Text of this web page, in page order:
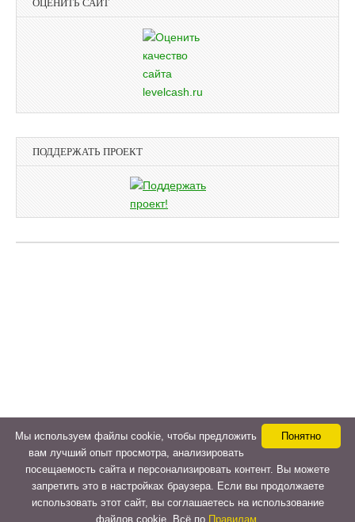
ОЦЕНИТЬ САЙТ
ПОДДЕРЖАТЬ ПРОЕКТ
Понятно
Мы используем файлы cookie, чтобы предложить
вам лучший опыт просмотра, анализировать
посещаемость сайта и персонализировать контент. Вы можете
запретить это в настройках браузера. Если вы продолжаете
использовать этот сайт, вы соглашаетесь на использование
файлов cookie. Всё по Правилам.